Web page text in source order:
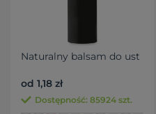
Naturalny balsam do ust
od 1,18 zł
Dostępność: 85924 szt.